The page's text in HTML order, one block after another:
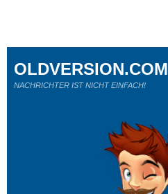
OLDVERSION.COM
NACHRICHTER IST NICHT EINFACH!